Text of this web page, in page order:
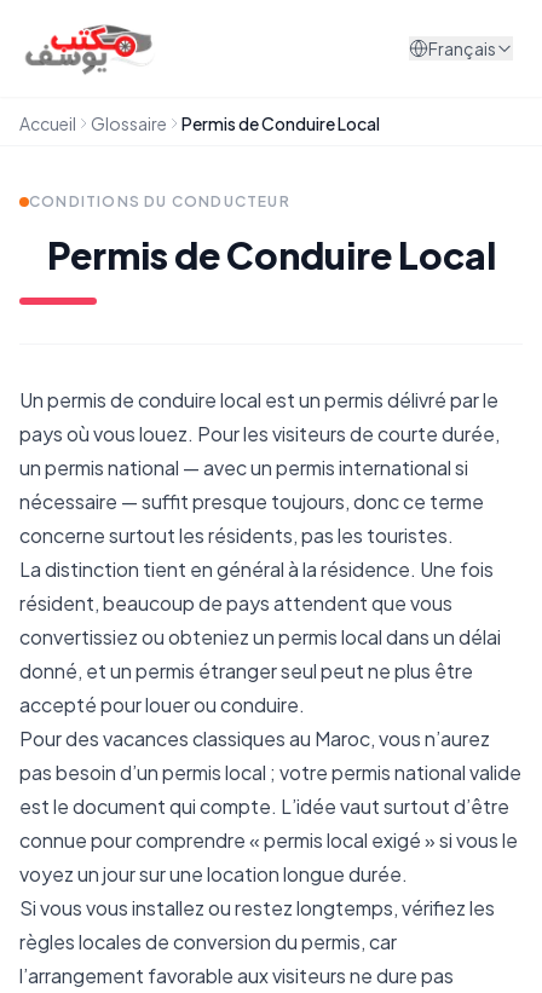
Français
Accueil Glossaire Permis de Conduire Local
CONDITIONS DU CONDUCTEUR
Permis de Conduire Local
Un permis de conduire local est un permis délivré par le
pays où vous louez. Pour les visiteurs de courte durée,
un permis national — avec un permis international si
nécessaire — suffit presque toujours, donc ce terme
concerne surtout les résidents, pas les touristes.
La distinction tient en général à la résidence. Une fois
résident, beaucoup de pays attendent que vous
convertissiez ou obteniez un permis local dans un délai
donné, et un permis étranger seul peut ne plus être
accepté pour louer ou conduire.
Pour des vacances classiques au Maroc, vous n’aurez
pas besoin d’un permis local ; votre permis national valide
est le document qui compte. L’idée vaut surtout d’être
connue pour comprendre « permis local exigé » si vous le
voyez un jour sur une location longue durée.
Si vous vous installez ou restez longtemps, vérifiez les
règles locales de conversion du permis, car
l’arrangement favorable aux visiteurs ne dure pas